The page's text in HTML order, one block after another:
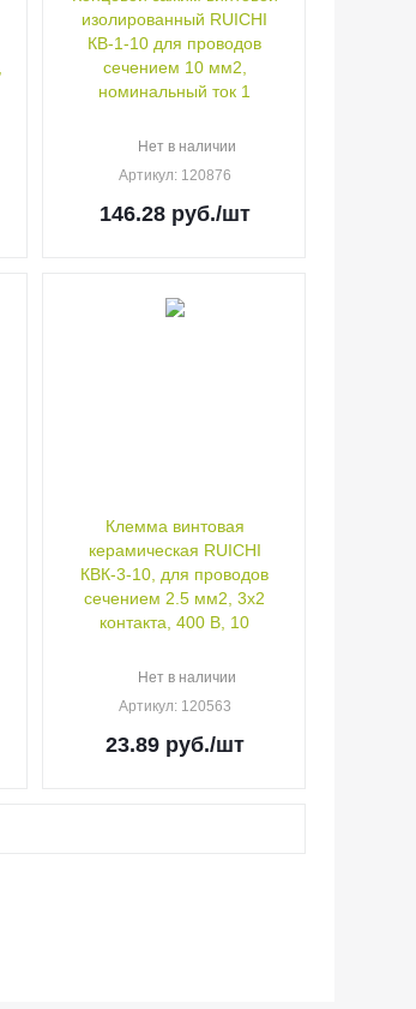
изолированный RUICHI
КВ-1-10 для проводов
сечением 10 мм2,
номинальный ток 1
Нет в наличии
Артикул: 120876
146.28руб./шт
Клемма винтовая
керамическая RUICHI
КВК-3-10, для проводов
сечением 2.5 мм2, 3x2
контакта, 400 В, 10
Нет в наличии
Артикул: 120563
23.89руб./шт